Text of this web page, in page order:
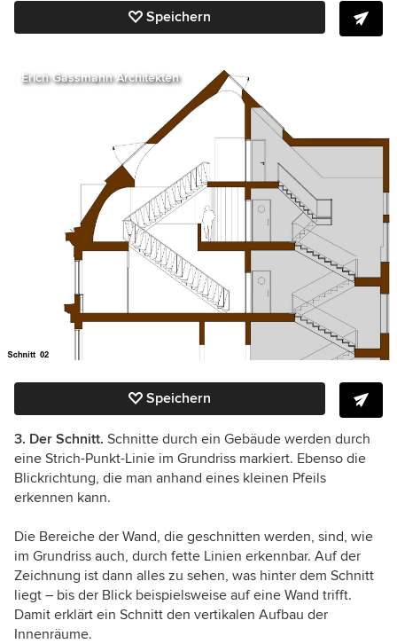
Speichern
Erich Gassmann Architekten
Speichern
3. Der Schnitt. Schnitte durch ein Gebäude werden durch
eine Strich-Punkt-Linie im Grundriss markiert. Ebenso die
Blickrichtung, die man anhand eines kleinen Pfeils
erkennen kann.
Die Bereiche der Wand, die geschnitten werden, sind, wie
im Grundriss auch, durch fette Linien erkennbar. Auf der
Zeichnung ist dann alles zu sehen, was hinter dem Schnitt
liegt – bis der Blick beispielsweise auf eine Wand trifft.
Damit erklärt ein Schnitt den vertikalen Aufbau der
Innenräume.